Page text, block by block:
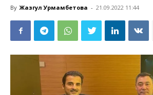
By Жазгул Урмамбетова - 21.09.2022 11:44